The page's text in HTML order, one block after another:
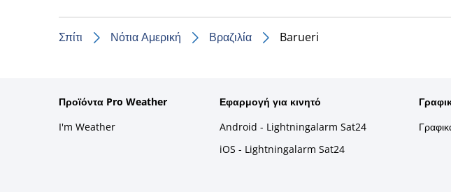
Σπίτι Νότια Αμερική Βραζιλία Barueri
Προϊόντα Pro Weather
I'm Weather
Εφαρμογή για κινητό
Android - Lightningalarm Sat24
iOS - Lightningalarm Sat24